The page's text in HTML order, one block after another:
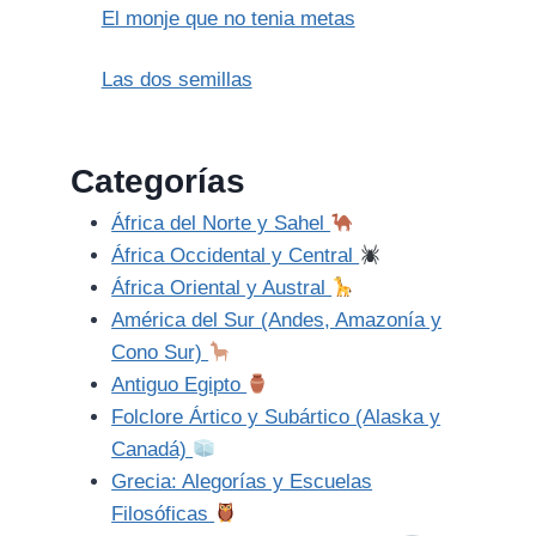
El monje que no tenia metas
Las dos semillas
Categorías
África del Norte y Sahel
África Occidental y Central
África Oriental y Austral
América del Sur (Andes, Amazonía y
Cono Sur)
Antiguo Egipto
Folclore Ártico y Subártico (Alaska y
Canadá)
Grecia: Alegorías y Escuelas
Filosóficas